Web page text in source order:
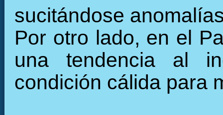
sucitándose
Por otro lado, en el
una tendencia al
condición cálida para